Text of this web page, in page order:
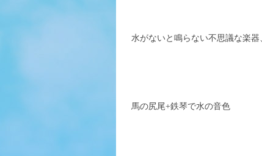
水がないと鳴らない不思議な楽器
馬の尻尾+鉄琴で水の音色